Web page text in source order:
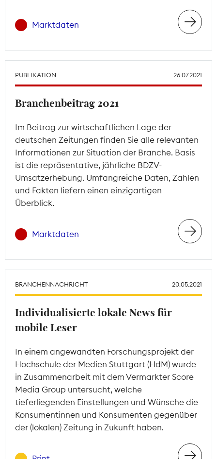
Marktdaten
PUBLIKATION 26.07.2021
Branchenbeitrag 2021
Im Beitrag zur wirtschaftlichen Lage der
deutschen Zeitungen finden Sie alle relevanten
Informationen zur Situation der Branche. Basis
ist die repräsentative, jährliche BDZV-
Umsatzerhebung. Umfangreiche Daten, Zahlen
und Fakten liefern einen einzigartigen
Überblick.
Marktdaten
BRANCHENNACHRICHT 20.05.2021
Individualisierte lokale News für
mobile Leser
In einem angewandten Forschungsprojekt der
Hochschule der Medien Stuttgart (HdM) wurde
in Zusammenarbeit mit dem Vermarkter Score
Media Group untersucht, welche
tieferliegenden Einstellungen und Wünsche die
Konsumentinnen und Konsumenten gegenüber
der (lokalen) Zeitung in Zukunft haben.